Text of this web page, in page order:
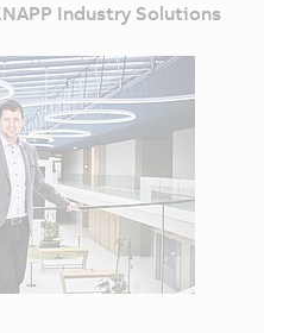
Industry Solutions